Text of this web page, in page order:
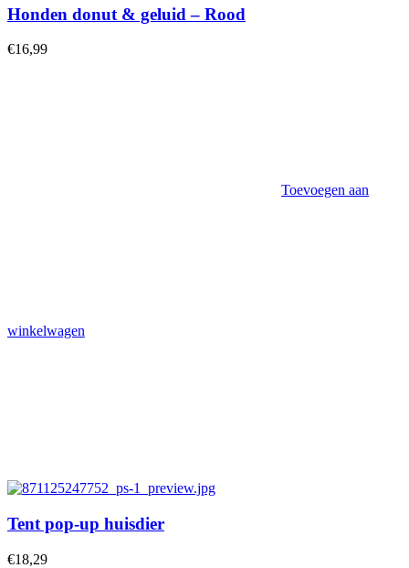
Honden donut & geluid – Rood
€16,99
Toevoegen aan
winkelwagen
Tent pop-up huisdier
€18,29